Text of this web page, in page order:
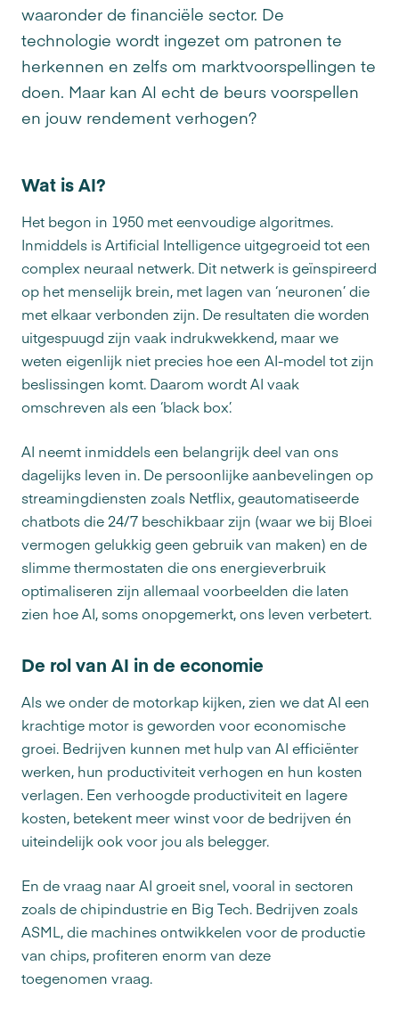
waaronder de financiële sector. De
technologie wordt ingezet om patronen te
herkennen en zelfs om marktvoorspellingen te
doen. Maar kan AI echt de beurs voorspellen
en jouw rendement verhogen?
Wat is AI?
Het begon in 1950 met eenvoudige algoritmes.
Inmiddels is Artificial Intelligence uitgegroeid tot een
complex neuraal netwerk. Dit netwerk is geïnspireerd
op het menselijk brein, met lagen van ‘neuronen’ die
met elkaar verbonden zijn. De resultaten die worden
uitgespuugd zijn vaak indrukwekkend, maar we
weten eigenlijk niet precies hoe een AI-model tot zijn
beslissingen komt. Daarom wordt AI vaak
omschreven als een ‘black box’.
AI neemt inmiddels een belangrijk deel van ons
dagelijks leven in. De persoonlijke aanbevelingen op
streamingdiensten zoals Netflix, geautomatiseerde
chatbots die 24/7 beschikbaar zijn (waar we bij Bloei
vermogen gelukkig geen gebruik van maken) en de
slimme thermostaten die ons energieverbruik
optimaliseren zijn allemaal voorbeelden die laten
zien hoe AI, soms onopgemerkt, ons leven verbetert.
De rol van AI in de economie
Als we onder de motorkap kijken, zien we dat AI een
krachtige motor is geworden voor economische
groei. Bedrijven kunnen met hulp van AI efficiënter
werken, hun productiviteit verhogen en hun kosten
verlagen. Een verhoogde productiviteit en lagere
kosten, betekent meer winst voor de bedrijven én
uiteindelijk ook voor jou als belegger.
En de vraag naar AI groeit snel, vooral in sectoren
zoals de chipindustrie en Big Tech. Bedrijven zoals
ASML, die machines ontwikkelen voor de productie
van chips, profiteren enorm van deze
toegenomen vraag.